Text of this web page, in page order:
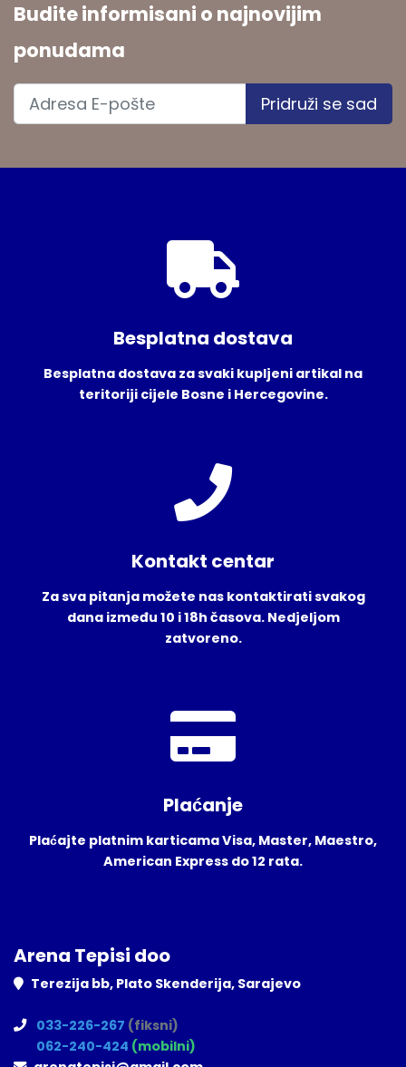
Budite informisani o najnovijim
ponudama
Pridruži se sad
Besplatna dostava
Besplatna dostava za svaki kupljeni artikal na
teritoriji cijele Bosne i Hercegovine.
Kontakt centar
Za sva pitanja možete nas kontaktirati svakog
dana između 10 i 18h časova. Nedjeljom
zatvoreno.
Plaćanje
Plaćajte platnim karticama Visa, Master, Maestro,
American Express do 12 rata.
Arena Tepisi doo
Terezija bb, Plato Skenderija, Sarajevo
033-226-267 (fiksni)
062-240-424 (mobilni)